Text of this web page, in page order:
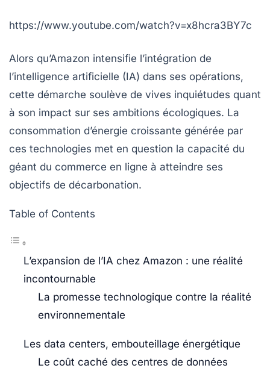
https://www.youtube.com/watch?v=x8hcra3BY7c
Alors qu’Amazon intensifie l’intégration de
l’intelligence artificielle (IA) dans ses opérations,
cette démarche soulève de vives inquiétudes quant
à son impact sur ses ambitions écologiques. La
consommation d’énergie croissante générée par
ces technologies met en question la capacité du
géant du commerce en ligne à atteindre ses
objectifs de décarbonation.
Table of Contents
L’expansion de l’IA chez Amazon : une réalité
incontournable
La promesse technologique contre la réalité
environnementale
Les data centers, embouteillage énergétique
Le coût caché des centres de données